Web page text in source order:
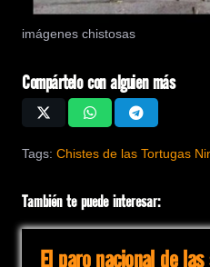
imágenes chistosas
Compártelo con alguien más
Tags: Chistes de las Tortugas
También te puede interesar:
El paro nacional de